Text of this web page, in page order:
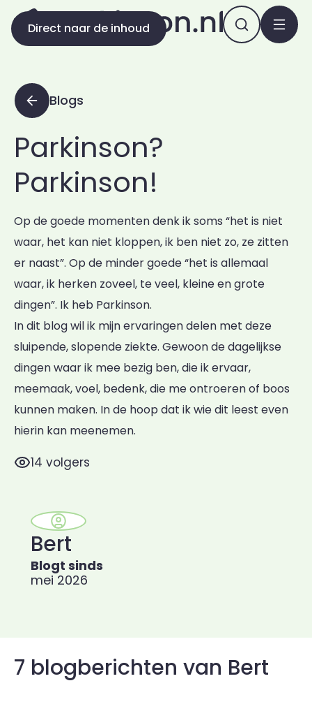
Direct naar de inhoud
Blogs
Parkinson?
Parkinson!
Op de goede momenten denk ik soms “het is niet
waar, het kan niet kloppen, ik ben niet zo, ze zitten
er naast”. Op de minder goede “het is allemaal
waar, ik herken zoveel, te veel, kleine en grote
dingen”. Ik heb Parkinson.
In dit blog wil ik mijn ervaringen delen met deze
sluipende, slopende ziekte. Gewoon de dagelijkse
dingen waar ik mee bezig ben, die ik ervaar,
meemaak, voel, bedenk, die me ontroeren of boos
kunnen maken. In de hoop dat ik wie dit leest even
hierin kan meenemen.
14 volgers
Bert
Blogt sinds
mei 2026
7 blogberichten van Bert